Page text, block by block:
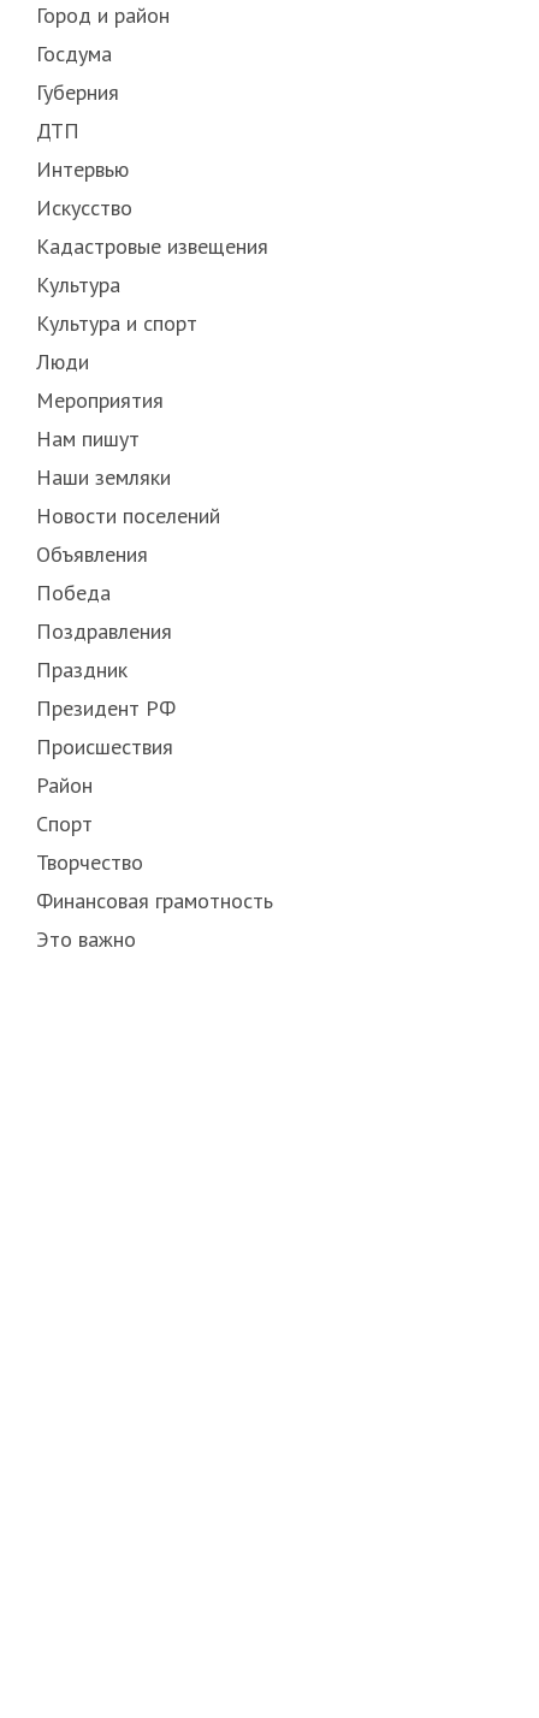
Город и район
Госдума
Губерния
ДТП
Интервью
Искусство
Кадастровые извещения
Культура
Культура и спорт
Люди
Мероприятия
Нам пишут
Наши земляки
Новости поселений
Объявления
Победа
Поздравления
Праздник
Президент РФ
Происшествия
Район
Спорт
Творчество
Финансовая грамотность
Это важно